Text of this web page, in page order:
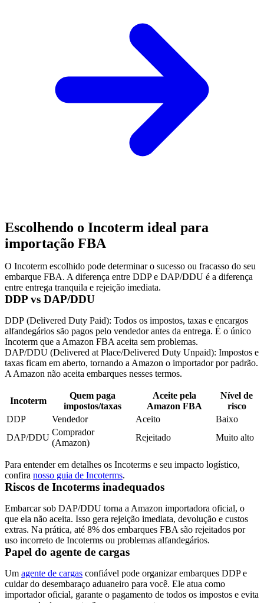
Escolhendo o Incoterm ideal para
importação FBA
O Incoterm escolhido pode determinar o sucesso ou fracasso do seu
embarque FBA. A diferença entre DDP e DAP/DDU é a diferença
entre entrega tranquila e rejeição imediata.
DDP vs DAP/DDU
DDP (Delivered Duty Paid): Todos os impostos, taxas e encargos
alfandegários são pagos pelo vendedor antes da entrega. É o único
Incoterm que a Amazon FBA aceita sem problemas.
DAP/DDU (Delivered at Place/Delivered Duty Unpaid): Impostos e
taxas ficam em aberto, tornando a Amazon o importador por padrão.
A Amazon não aceita embarques nesses termos.
Incoterm
Quem paga
impostos/taxas
Aceite pela
Amazon FBA
Nível de
risco
DDP
Vendedor Aceito
Baixo
DAP/DDU
Comprador
(Amazon)
Rejeitado Muito alto
Para entender em detalhes os Incoterms e seu impacto logístico,
confira nosso guia de Incoterms.
Riscos de Incoterms inadequados
Embarcar sob DAP/DDU torna a Amazon importadora oficial, o
que ela não aceita. Isso gera rejeição imediata, devolução e custos
extras. Na prática, até 8% dos embarques FBA são rejeitados por
uso incorreto de Incoterms ou problemas alfandegários.
Papel do agente de cargas
Um agente de cargas confiável pode organizar embarques DDP e
cuidar do desembaraço aduaneiro para você. Ele atua como
importador oficial, garante o pagamento de todos os impostos e evita